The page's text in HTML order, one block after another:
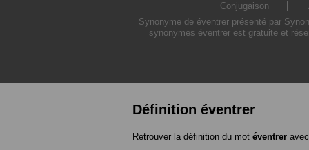
Conjugaison
Synonyme de éventrer présenté par
synonymes éventrer est gratuite et
Définition éventrer
Retrouver la définition du mot éventrer